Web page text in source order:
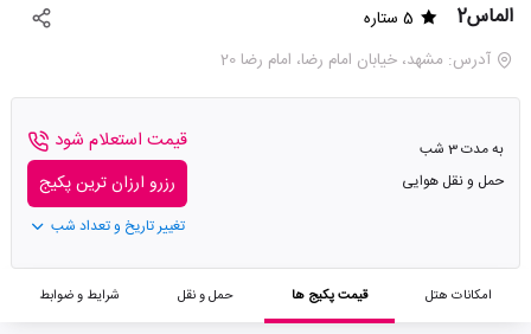
الماس2
5 ستاره
آدرس: مشهد، خیابان امام رضا، امام رضا 20
به مدت 3 شب
حمل و نقل هوایی
قیمت استعلام شود
رزرو ارزان ترین پکیج
تغییر تاریخ و تعداد شب
امکانات هتل قیمت پکیج ها حمل و نقل شرایط و ضوابط